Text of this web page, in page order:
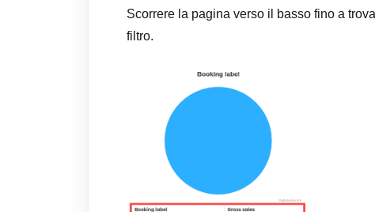
Scorrere la pagina verso il basso fino a
filtro.